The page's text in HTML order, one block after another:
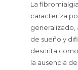
La
caracteriza
de sueño y
descrita
la ausencia